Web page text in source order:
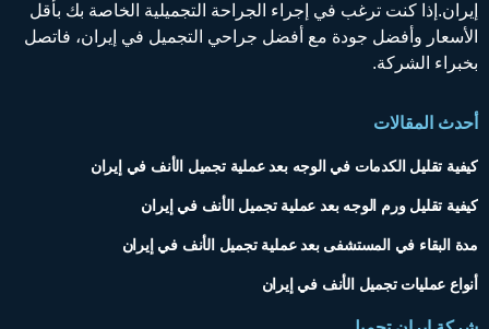
إيران.إذا كنت ترغب في إجراء الجراحة التجميلية الخاصة بك بأقل
الأسعار وأفضل جودة مع أفضل جراحي التجميل في إيران، فاتصل
بخبراء الشركة.
أحدث المقالات
كيفية تقليل الكدمات في الوجه بعد عملية تجميل الأنف في إيران
كيفية تقليل ورم الوجه بعد عملية تجميل الأنف في إيران
مدة البقاء في المستشفى بعد عملية تجميل الأنف في إيران
أنواع عمليات تجميل الأنف في إيران